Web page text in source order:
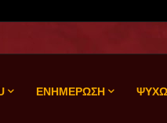
ΕΝΗΜΕΡΩΣΗ